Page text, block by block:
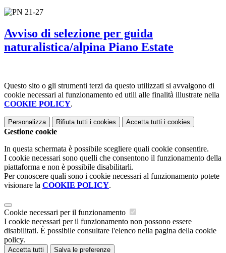
Avviso di selezione per guida
naturalistica/alpina Piano Estate
Questo sito o gli strumenti terzi da questo utilizzati si avvalgono di
cookie necessari al funzionamento ed utili alle finalità illustrate nella
COOKIE POLICY.
Personalizza Rifiuta tutti i cookies Accetta tutti i cookies
Gestione cookie
In questa schermata è possibile scegliere quali cookie consentire.
I cookie necessari sono quelli che consentono il funzionamento della
piattaforma e non è possibile disabilitarli.
Per conoscere quali sono i cookie necessari al funzionamento potete
visionare la COOKIE POLICY.
Cookie necessari per il funzionamento
I cookie necessari per il funzionamento non possono essere
disabilitati. È possibile consultare l'elenco nella pagina della cookie
policy.
Accetta tutti Salva le preferenze